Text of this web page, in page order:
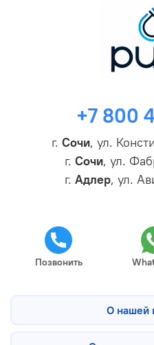
+7 800
г. Сочи, ул.
г. Сочи, ул.
г. Адлер, ул.
Позвонить
О нашей